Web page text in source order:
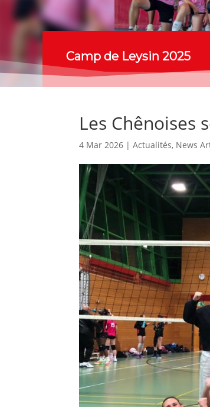
Camp de Leysin 2025
Les Chênoises
4 Mar 2026 |Actualités, News